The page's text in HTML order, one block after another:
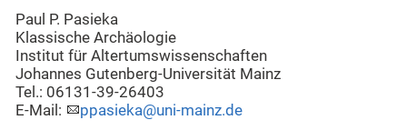
Paul P. Pasieka
Klassische Archäologie
Institut für Altertumswissenschaften
Johannes Gutenberg-Universität Mainz
Tel.: 06131-39-26403
E-Mail:
ppasieka@uni-mainz.de